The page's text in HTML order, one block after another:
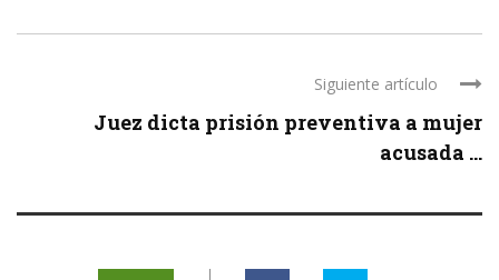
Siguiente artículo
Juez dicta prisión preventiva a mujer
acusada ...